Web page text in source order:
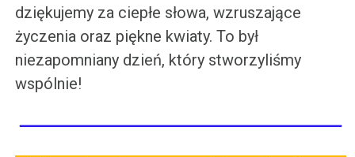
dziękujemy za ciepłe słowa, wzruszające
życzenia oraz piękne kwiaty. To był
niezapomniany dzień, który stworzyliśmy
wspólnie!